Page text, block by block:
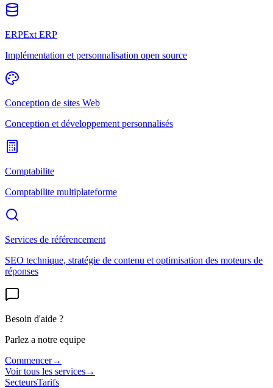
ERPExt ERP
Implémentation et personnalisation open source
Conception de sites Web
Conception et développement personnalisés
Comptabilite
Comptabilite multiplateforme
Services de référencement
SEO technique, stratégie de contenu et optimisation des moteurs de
réponses
Besoin d'aide ?
Parlez a notre equipe
Commencer→
Voir tous les services→
SecteursTarifs